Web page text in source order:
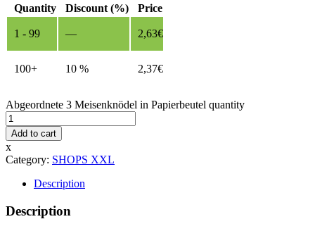
Quantity Discount (%) Price
1 - 99 — 2,63€
100+ 10 % 2,37€
Abgeordnete 3 Meisenknödel in Papierbeutel quantity
Add to cart
x
Category: SHOPS XXL
Description
Description